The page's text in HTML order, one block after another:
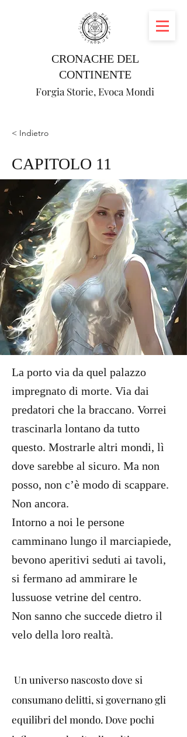
CRONACHE DEL
CONTINENTE
Forgia Storie, Evoca Mondi
< Indietro
CAPITOLO 11
La porto via da quel palazzo
impregnato di morte. Via dai
predatori che la braccano. Vorrei
trascinarla lontano da tutto
questo. Mostrarle altri mondi, lì
dove sarebbe al sicuro. Ma non
posso, non c’è modo di scappare.
Non ancora.
Intorno a noi le persone
camminano lungo il marciapiede,
bevono aperitivi seduti ai tavoli,
si fermano ad ammirare le
lussuose vetrine del centro.
Non sanno che succede dietro il
velo della loro realtà.
consumano delitti, si governano gli
equilibri del mondo. Dove pochi